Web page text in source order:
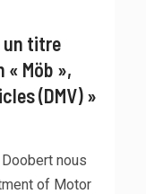
un titre
Möb »,
(DMV) »
nous
of Motor